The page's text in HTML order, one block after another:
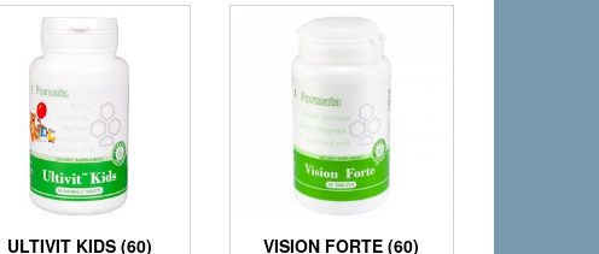
ULTIVIT KIDS (60) VISION FORTE (60)